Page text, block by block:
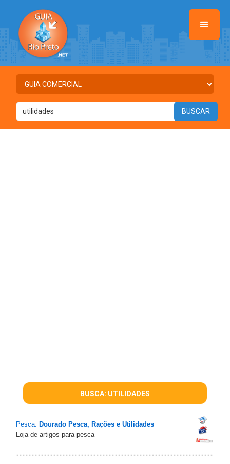
BUSCA: UTILIDADES
Pesca: Dourado Pesca, Rações e Utilidades
Loja de artigos para pesca